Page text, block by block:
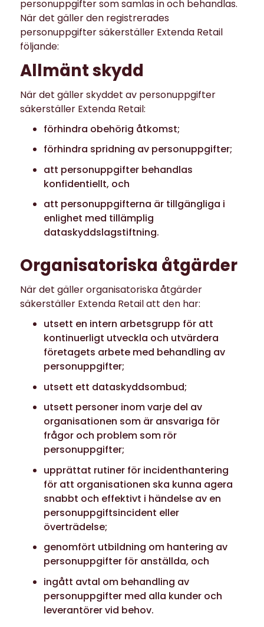
personuppgifter som samlas in och behandlas.
När det gäller den registrerades
personuppgifter säkerställer Extenda Retail
följande:
Allmänt skydd
När det gäller skyddet av personuppgifter
säkerställer Extenda Retail:
förhindra obehörig åtkomst;
förhindra spridning av personuppgifter;
att personuppgifter behandlas
konfidentiellt, och
att personuppgifterna är tillgängliga i
enlighet med tillämplig
dataskyddslagstiftning.
Organisatoriska åtgärder
När det gäller organisatoriska åtgärder
säkerställer Extenda Retail att den har:
utsett en intern arbetsgrupp för att
kontinuerligt utveckla och utvärdera
företagets arbete med behandling av
personuppgifter;
utsett ett dataskyddsombud;
utsett personer inom varje del av
organisationen som är ansvariga för
frågor och problem som rör
personuppgifter;
upprättat rutiner för incidenthantering
för att organisationen ska kunna agera
snabbt och effektivt i händelse av en
personuppgiftsincident eller
överträdelse;
genomfört utbildning om hantering av
personuppgifter för anställda, och
ingått avtal om behandling av
personuppgifter med alla kunder och
leverantörer vid behov.